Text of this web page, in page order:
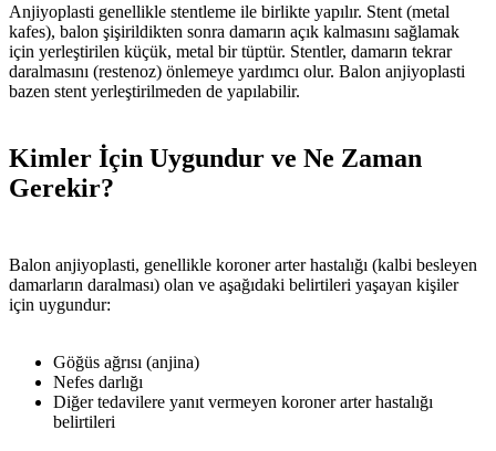
Anjiyoplasti genellikle stentleme ile birlikte yapılır. Stent (metal
kafes), balon şişirildikten sonra damarın açık kalmasını sağlamak
için yerleştirilen küçük, metal bir tüptür. Stentler, damarın tekrar
daralmasını (restenoz) önlemeye yardımcı olur. Balon anjiyoplasti
bazen stent yerleştirilmeden de yapılabilir.
Kimler İçin Uygundur ve Ne Zaman
Gerekir?
Balon anjiyoplasti, genellikle koroner arter hastalığı (kalbi besleyen
damarların daralması) olan ve aşağıdaki belirtileri yaşayan kişiler
için uygundur:
Göğüs ağrısı (anjina)
Nefes darlığı
Diğer tedavilere yanıt vermeyen koroner arter hastalığı
belirtileri